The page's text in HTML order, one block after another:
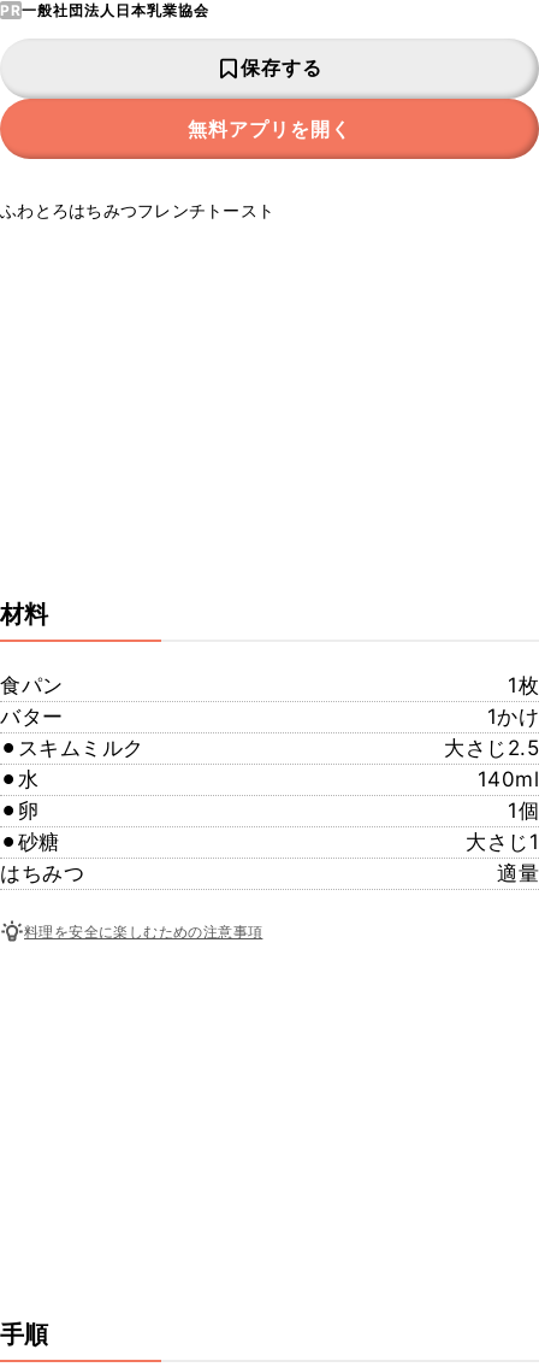
PR一般社団法人日本乳業協会
保存する
無料アプリを開く
ふわとろはちみつフレンチトースト
材料
食パン
1枚
バター
1かけ
⚫︎スキムミルク
大さじ2.5
⚫︎水
140ml
⚫︎卵
1個
⚫︎砂糖
大さじ1
はちみつ
適量
料理を安全に楽しむための注意事項
手順